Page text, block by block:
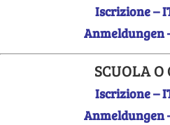
Iscrizione –
Anmeldungen
SCUOLA O
Iscrizione –
Anmeldungen